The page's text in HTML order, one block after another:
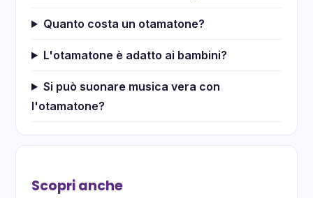
Quanto costa un otamatone?
L'otamatone è adatto ai bambini?
Si può suonare musica vera con
l'otamatone?
Scopri anche